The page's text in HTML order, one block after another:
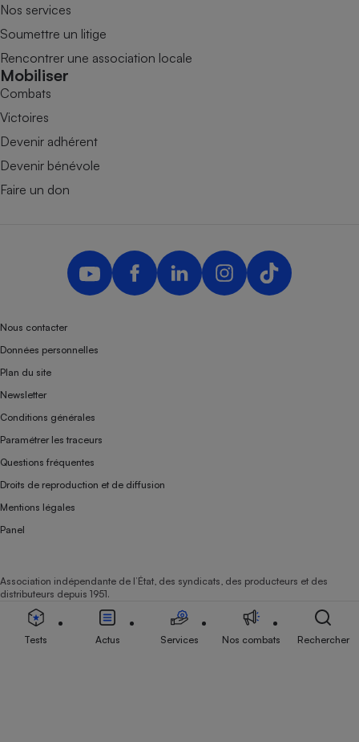
Nos services
Soumettre un litige
Rencontrer une association locale
Mobiliser
Combats
Victoires
Devenir adhérent
Devenir bénévole
Faire un don
Nous contacter
Données personnelles
Plan du site
Newsletter
Conditions générales
Paramétrer les traceurs
Questions fréquentes
Droits de reproduction et de diffusion
Mentions légales
Panel
Association indépendante de l’État, des syndicats, des producteurs et des
distributeurs depuis 1951.
Tests Actus Services Nos combats Rechercher